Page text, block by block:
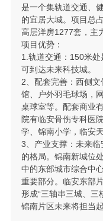
是一个集轨道交通、
的宜居大城。项目总
高层洋房1277套，主
项目优势：
1.轨道交通：150米
可到达未来科技城。
2、配套完善：西侧
馆、户外羽毛球场，
桌球室等。配套商业
院有临安骨伤专科医
学、锦南小学，临安
3、产业支撑：未来临
的格局。锦南新城位
中的东部城市综合中
重要部分。临安东部
形成“三轴串三城、三
锦南片区未来将担当